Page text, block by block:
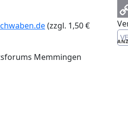
(zzgl. 1,50 €
Memmingen